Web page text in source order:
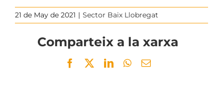
21 de May de 2021 | Sector Baix Llobregat
Comparteix a la xarxa
Facebook
TwitterLinkedInWhatsApp
Email